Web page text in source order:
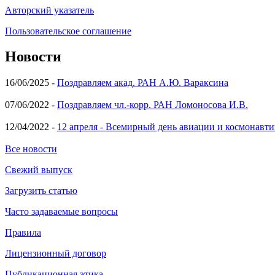
Авторский указатель
Пользовательское соглашение
Новости
16/06/2025 - Поздравляем акад. РАН А.Ю. Вараксина
07/06/2022 - Поздравляем чл.-корр. РАН Ломоносова И.В.
12/04/2022 - 12 апреля - Всемирный день авиации и
Все новости
Свежий выпуск
Загрузить статью
Часто задаваемые вопросы
Правила
Лицензионный договор